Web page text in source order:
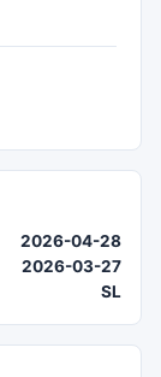
2026-04-28
2026-03-27
SL